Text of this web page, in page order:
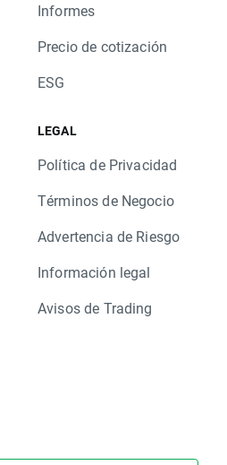
Informes
Precio de cotización
ESG
LEGAL
Política de Privacidad
Términos de Negocio
Advertencia de Riesgo
Información legal
Avisos de Trading